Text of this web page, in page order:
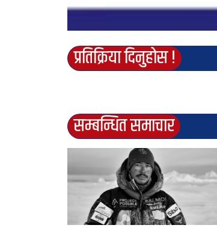
प्रतिक्रिया दिनुहोस !
सम्बन्धित समाचार